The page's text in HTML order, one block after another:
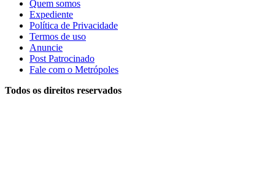
Quem somos
Expediente
Política de Privacidade
Termos de uso
Anuncie
Post Patrocinado
Fale com o Metrópoles
Todos os direitos reservados